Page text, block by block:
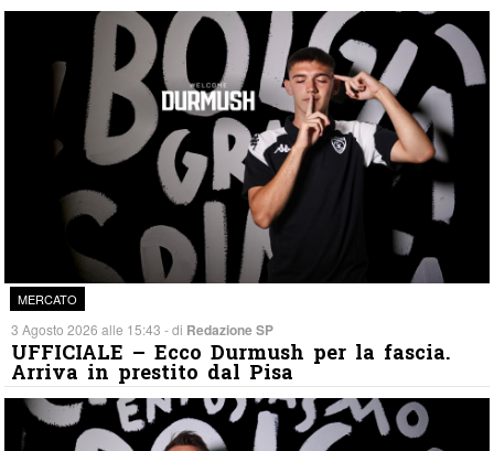
MERCATO
3 Agosto 2026 alle 15:43 - di Redazione SP
UFFICIALE – Ecco Durmush per la fascia.
Arriva in prestito dal Pisa